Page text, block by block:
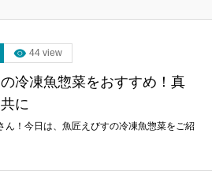
44 view
冷凍魚惣菜をおすすめ！真
に
ん！今日は、魚匠えびすの冷凍魚惣菜をご紹